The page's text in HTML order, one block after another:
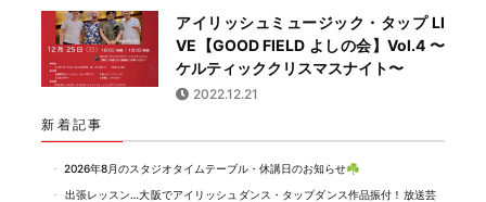
アイリッシュミュージック・タップ LI
VE【GOOD FIELD よしの会】Vol.4 〜
ケルティッククリスマスナイト〜
2022.12.21
新着記事
2026年8月のスタジオタイムテーブル・休講日のお知らせ☘️
出張レッスン…大阪でアイリッシュダンス・タップダンス作品振付！放送芸